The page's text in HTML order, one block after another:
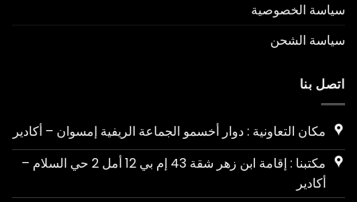
سياسة الخصوصية
سياسة الشحن
اتصل بنا
مكان التعاونية : دوار أخسمو الجماعة الريفية إمسوان – أكادير
مكتبنا : إقامة ابن زهر شقة 43 إم بي 12 أمل 2 حي السلام –
أكادير